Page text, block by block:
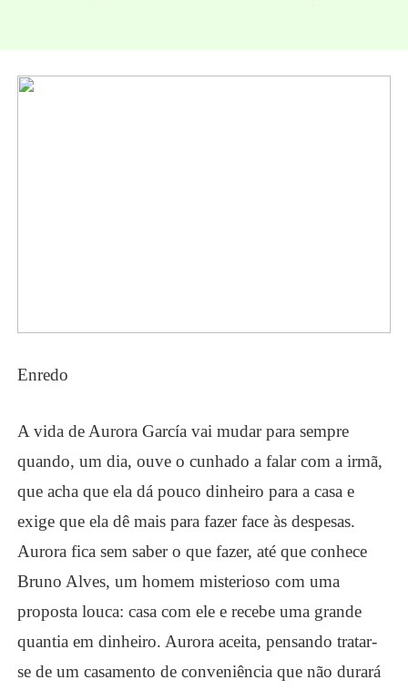
Enredo
A vida de Aurora García vai mudar para sempre
quando, um dia, ouve o cunhado a falar com a irmã,
que acha que ela dá pouco dinheiro para a casa e
exige que ela dê mais para fazer face às despesas.
Aurora fica sem saber o que fazer, até que conhece
Bruno Alves, um homem misterioso com uma
proposta louca: casa com ele e recebe uma grande
quantia em dinheiro. Aurora aceita, pensando tratar-
se de um casamento de conveniência que não durará